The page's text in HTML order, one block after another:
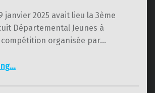
janvier 2025 avait lieu la 3ème
Départemental Jeunes à
compétition organisée par…
…